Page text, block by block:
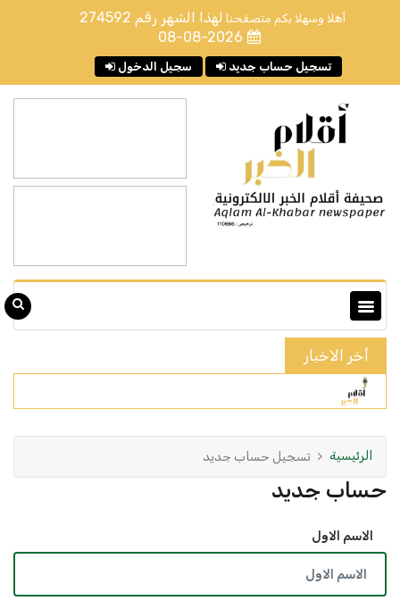
أهلا وسهلا بكم متصفحنا لهذا الشهر رقم 274592
08-08-2026
سجيل الدخول تسجيل حساب جديد
أخر الاخبار
الرئيسية تسجيل حساب جديد
حساب جديد
الاسم الاول